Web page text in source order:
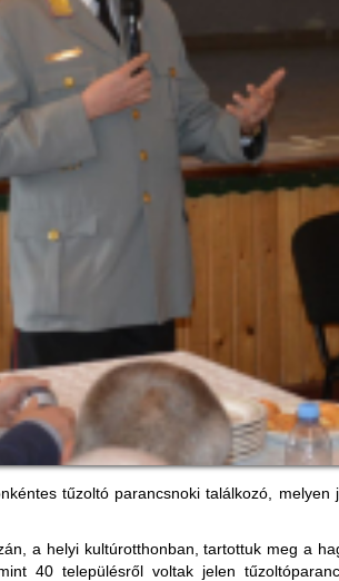
tűzoltó parancsnoki találkozó,
a helyi kultúrotthonban, tartottuk meg a
40 településről voltak jelen